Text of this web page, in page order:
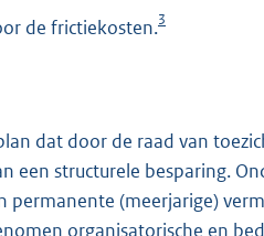
de frictiekosten.3
dat door de raad van
een structurele besparing.
(meerjarige)
organisatorische en